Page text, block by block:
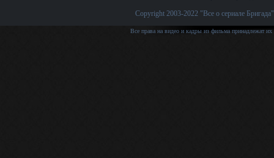
Copyright 2003-2022 "Все о сериале Бригада"
Все права на видео и кадры из фильма принадлежат